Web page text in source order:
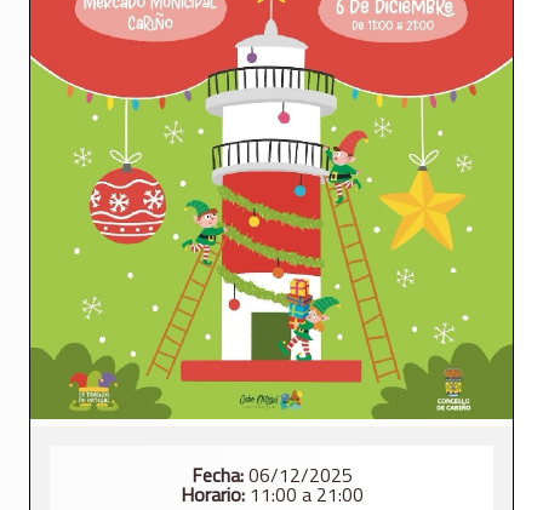
Fecha:06/12/2025
Horario:11:00 a 21:00